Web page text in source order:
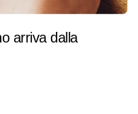
arriva dalla